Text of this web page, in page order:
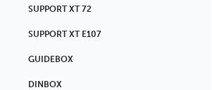
SUPPORT XT 72
SUPPORT XT E107
GUIDEBOX
DINBOX